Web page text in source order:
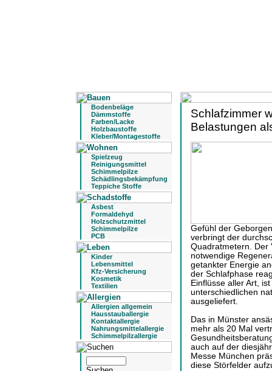
Bodenbeläge
Dämmstoffe
Farben/Lacke
Holzbaustoffe
Kleber/Montagestoffe
Spielzeug
Reinigungsmittel
Schimmelpilze
Schädlingsbekämpfung
Teppiche Stoffe
Asbest
Formaldehyd
Holzschutzmittel
Schimmelpilze
PCB
Kinder
Lebensmittel
Kfz-Versicherung
Kosmetik
Textilien
Allergien allgemein
Hausstauballergie
Kontaktallergie
Nahrungsmittelallergie
Schimmelpilzallergie
Schlafzimmer
Belastungen
Gefühl der
verbringt der
Quadratmetern. Der
notwendige
getankter Energie
der Schlafphase
Einflüsse aller Art,
unterschiedlichen
ausgeliefert.
Das in Münster
mehr als 20 Mal
auch auf der
Messe München
diese Störfelder